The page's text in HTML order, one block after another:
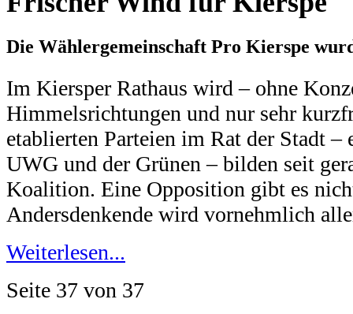
Die Wählergemeinschaft Pro Kierspe
Im Kiersper Rathaus wird – ohne
Himmelsrichtungen und nur sehr
etablierten Parteien im Rat der Stadt –
UWG und der Grünen – bilden seit
Koalition. Eine Opposition gibt es
Andersdenkende wird vornehmlich
Weiterlesen...
Seite 37 von 37